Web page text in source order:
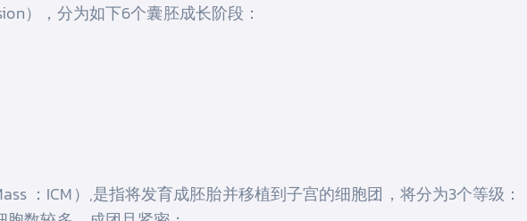
），分为如下6个囊胚成长阶段：
：ICM）,是指将发育成胚胎并移植到子宫的细胞团，将分为3个等级：